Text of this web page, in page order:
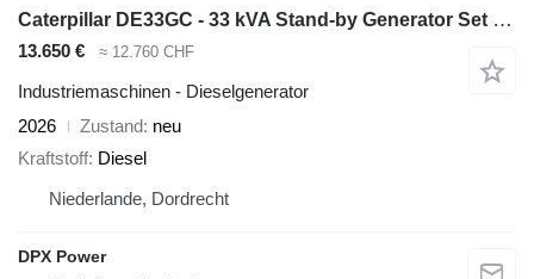
Caterpillar DE33GC - 33 kVA Stand-by Generator Set - DPX-18204
13.650 € ≈ 12.760 CHF
Industriemaschinen - Dieselgenerator
2026
Zustand neu
Kraftstoff Diesel
Niederlande, Dordrecht
DPX Power